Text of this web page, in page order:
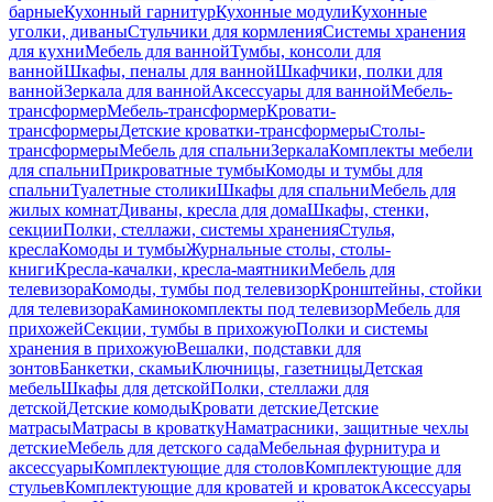
барныеКухонный гарнитурКухонные модулиКухонные
уголки, диваныСтульчики для кормленияСистемы хранения
для кухниМебель для ваннойТумбы, консоли для
ваннойШкафы, пеналы для ваннойШкафчики, полки для
ваннойЗеркала для ваннойАксессуары для ваннойМебель-
трансформерМебель-трансформерКровати-
трансформерыДетские кроватки-трансформерыСтолы-
трансформерыМебель для спальниЗеркалаКомплекты мебели
для спальниПрикроватные тумбыКомоды и тумбы для
спальниТуалетные столикиШкафы для спальниМебель для
жилых комнатДиваны, кресла для домаШкафы, стенки,
секцииПолки, стеллажи, системы храненияСтулья,
креслаКомоды и тумбыЖурнальные столы, столы-
книгиКресла-качалки, кресла-маятникиМебель для
телевизораКомоды, тумбы под телевизорКронштейны, стойки
для телевизораКаминокомплекты под телевизорМебель для
прихожейСекции, тумбы в прихожуюПолки и системы
хранения в прихожуюВешалки, подставки для
зонтовБанкетки, скамьиКлючницы, газетницыДетская
мебельШкафы для детскойПолки, стеллажи для
детскойДетские комодыКровати детскиеДетские
матрасыМатрасы в кроваткуНаматрасники, защитные чехлы
детскиеМебель для детского садаМебельная фурнитура и
аксессуарыКомплектующие для столовКомплектующие для
стульевКомплектующие для кроватей и кроватокАксессуары